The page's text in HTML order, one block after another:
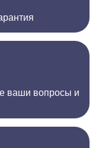
ваши вопросы и